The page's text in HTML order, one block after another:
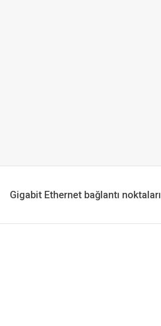
Gigabit Ethernet bağlantı noktaları